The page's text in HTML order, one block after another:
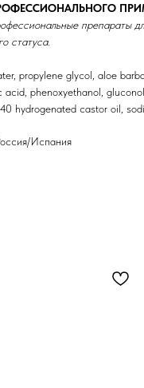
препараты
статуса.
рropylene glycol, aloe
phenoxyethanol,
hydrogenated castor oil,
Испания